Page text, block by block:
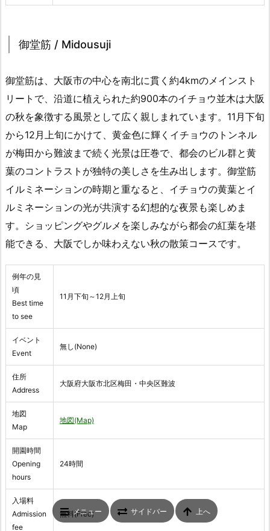
御堂筋 / Midousuji
御堂筋は、大阪市の中心を南北に貫く約4kmのメインスト
リートで、沿道に植えられた約900本のイチョウ並木は大阪
の秋を象徴する風景として広く親しまれています。11月下旬
から12月上旬にかけて、黄金色に輝くイチョウのトンネル
が梅田から難波まで続く光景は圧巻で、都会のビル群と黄
葉のコントラストが独特の美しさを生み出します。御堂筋
イルミネーションの時期と重なると、イチョウの黄葉とイ
ルミネーションの光が共演する幻想的な夜景も楽しめま
す。ショッピングやグルメを楽しみながら都会の紅葉を堪
能できる、大阪でしか味わえない秋の散策コースです。
例年の見
頃
Best time
to see
11月下旬～12月上旬
イベント
Event
無し(None)
住所
Address
大阪府大阪市北区梅田・中央区難波
地図
Map
地図(Map)
開園時間
Opening
hours
24時間
入場料
Admission
fee
無料(Free)
メニュー サイドバー 上へ